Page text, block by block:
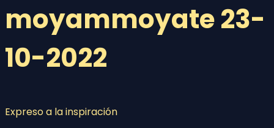
moyammoyate 23-
10-2022
Expreso a la inspiración